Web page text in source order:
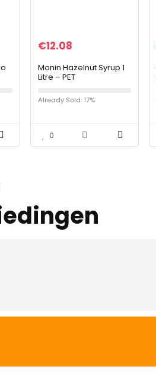
€12.08
Monin Hazelnut Syrup 1
Litre – PET
Already Sold: 17%
0